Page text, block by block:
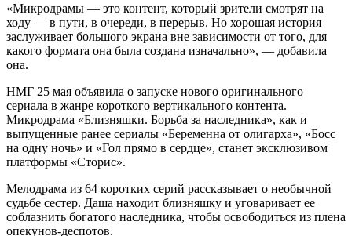
«Микродрамы — это контент, который зрители смотрят на
ходу — в пути, в очереди, в перерыв. Но хорошая история
заслуживает большого экрана вне зависимости от того, для
какого формата она была создана изначально», — добавила
она.
НМГ 25 мая объявила о запуске нового оригинального
сериала в жанре короткого вертикального контента.
Микродрама «Близняшки. Борьба за наследника», как и
выпущенные ранее сериалы «Беременна от олигарха», «Босс
на одну ночь» и «Гол прямо в сердце», станет эксклюзивом
платформы «Сторис».
Мелодрама из 64 коротких серий рассказывает о необычной
судьбе сестер. Даша находит близняшку и уговаривает ее
соблазнить богатого наследника, чтобы освободиться из плена
опекунов-деспотов.